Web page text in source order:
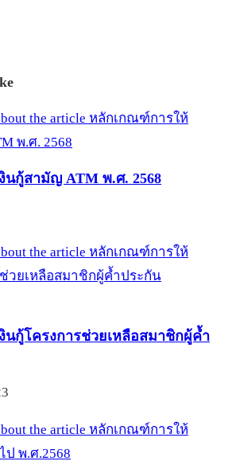
นกู้สามัญ ATM พ.ศ. 2568
นกู้โครงการช่วยเหลือสมาชิกผู้ค้ำ